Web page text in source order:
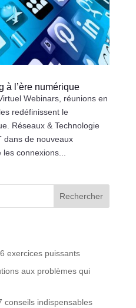
à l’ère numérique
Webinars, réunions en
redéfinissent le
Réseaux & Technologie
dans de nouveaux
connexions...
Rechercher
exercices puissants
aux problèmes qui
conseils indispensables